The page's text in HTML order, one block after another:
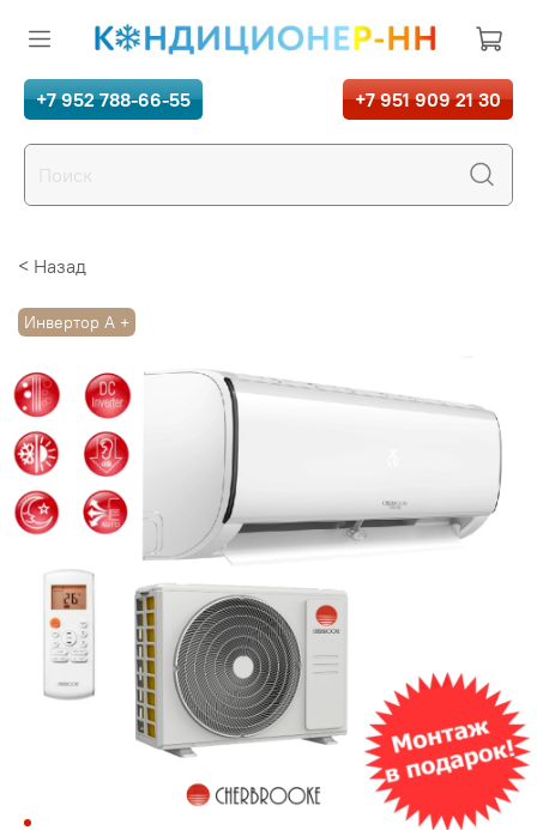
+7 952 788-66-55 +7 951 909 21 30
< Назад
Инвертор А +